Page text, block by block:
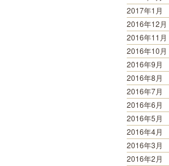
2017年1月
2016年12月
2016年11月
2016年10月
2016年9月
2016年8月
2016年7月
2016年6月
2016年5月
2016年4月
2016年3月
2016年2月